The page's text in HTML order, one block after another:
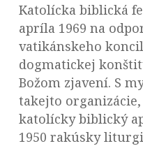
Katolícka biblická
apríla 1969 na
vatikánskeho
dogmatickej
Božom zjavení. S
takejto
katolícky biblický
1950 rakúsky